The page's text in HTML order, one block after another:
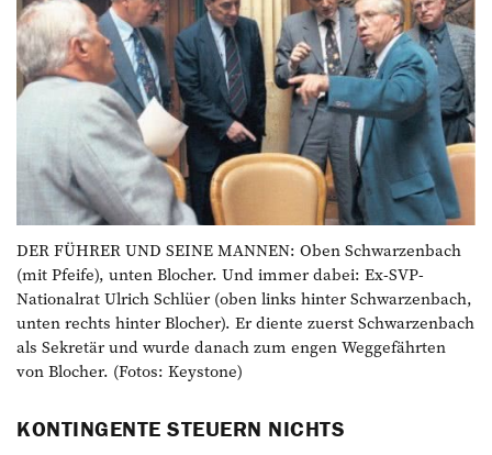
DER FÜHRER UND SEINE MANNEN: Oben Schwarzenbach
(mit Pfeife), unten Blocher. Und immer dabei: Ex-SVP-
Nationalrat Ulrich Schlüer (oben links hinter Schwarzenbach,
unten rechts hinter Blocher). Er diente zuerst Schwarzenbach
als Sekretär und wurde danach zum engen Weggefährten
von Blocher. (Fotos: Keystone)
KONTINGENTE STEUERN NICHTS